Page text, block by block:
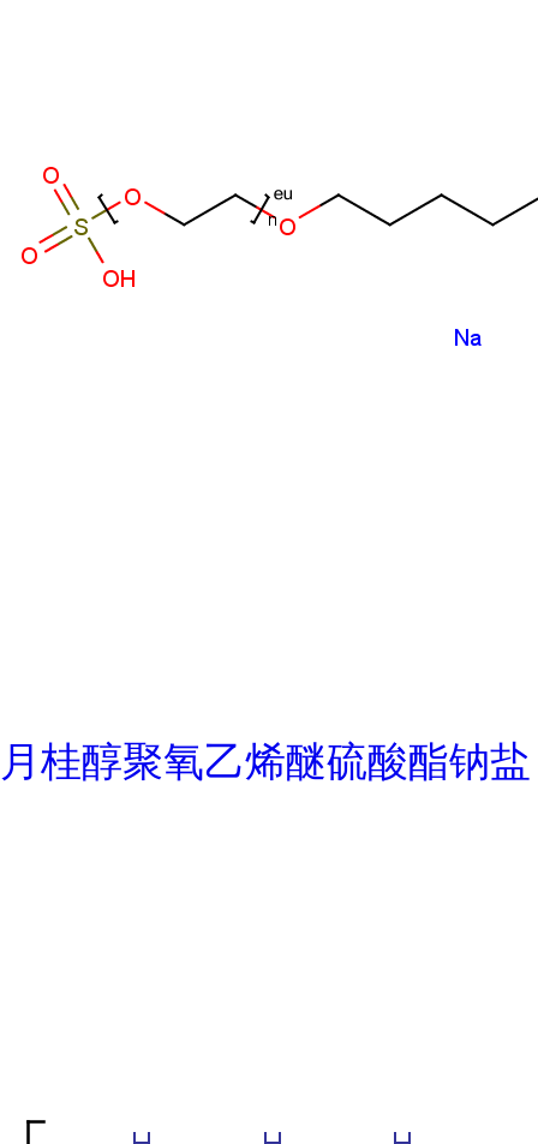
月桂醇聚氧乙烯醚硫酸酯钠盐